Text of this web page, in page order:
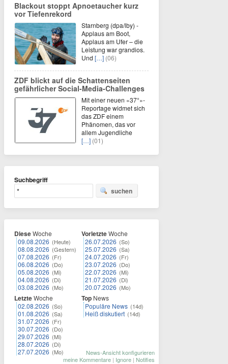
Blackout stoppt Apnoetaucher kurz
vor Tiefenrekord
Starnberg (dpa/lby) -
Applaus am Boot,
Applaus am Ufer – die
Leistung war grandios.
Und […] (06)
ZDF blickt auf die Schattenseiten
gefährlicher Social-Media-Challenges
Mit einer neuen «37°»-
Reportage widmet sich
das ZDF einem
Phänomen, das vor
allem Jugendliche
[…] (01)
Suchbegriff
suchen
DieseWoche
09.08.2026 (Heute)
08.08.2026 (Gestern)
07.08.2026 (Fr)
06.08.2026 (Do)
05.08.2026 (Mi)
04.08.2026 (Di)
03.08.2026 (Mo)
LetzteWoche
02.08.2026 (So)
01.08.2026 (Sa)
31.07.2026 (Fr)
30.07.2026 (Do)
29.07.2026 (Mi)
28.07.2026 (Di)
27.07.2026 (Mo)
VorletzteWoche
26.07.2026 (So)
25.07.2026 (Sa)
24.07.2026 (Fr)
23.07.2026 (Do)
22.07.2026 (Mi)
21.07.2026 (Di)
20.07.2026 (Mo)
Top News
Populäre News (14d)
Heiß diskutiert (14d)
News-Ansicht konfigurieren
meine Kommentare | Ignore | Notifies